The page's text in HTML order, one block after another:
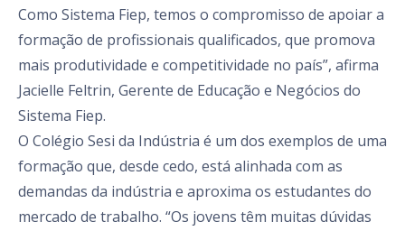
Como Sistema Fiep, temos o compromisso de apoiar a
formação de profissionais qualificados, que promova
mais produtividade e competitividade no país”, afirma
Jacielle Feltrin, Gerente de Educação e Negócios do
Sistema Fiep.
O Colégio Sesi da Indústria é um dos exemplos de uma
formação que, desde cedo, está alinhada com as
demandas da indústria e aproxima os estudantes do
mercado de trabalho. “Os jovens têm muitas dúvidas